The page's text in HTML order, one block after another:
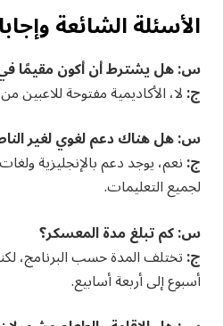
الأسئلة الشائعة
س: هل يشترط أن أكون مقيمًا في
ج:لا، الأكاديمية مفتوحة للاعبين
س: هل هناك دعم لغوي لغير
ج:نعم، يوجد دعم بالإنجليزية
لجميع التعليمات.
س: كم تبلغ مدة المعسكر؟
ج:تختلف المدة حسب البرنامج،
أسبوع إلى أربعة أسابيع.